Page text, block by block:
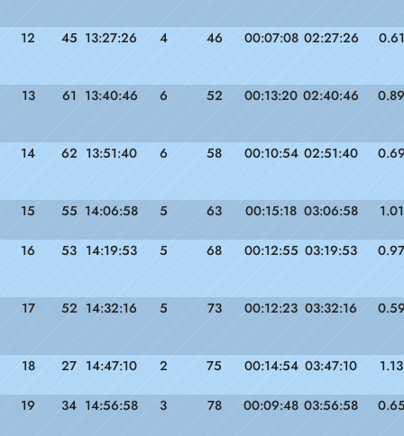
12 45 13:27:26 4 46 00:07:08 02:27:26 0.61
13 61 13:40:46 6 52 00:13:20 02:40:46 0.89
14 62 13:51:40 6 58 00:10:54 02:51:40
15 55 14:06:58 5 63 00:15:18 03:06:58 1.01
16 53 14:19:53 5 68 00:12:55 03:19:53 0.97
17 52 14:32:16 5 73 00:12:23 03:32:16
18 27 14:47:10 2 75 00:14:54 03:47:10 1.13
19 34 14:56:58 3 78 00:09:48 03:56:58